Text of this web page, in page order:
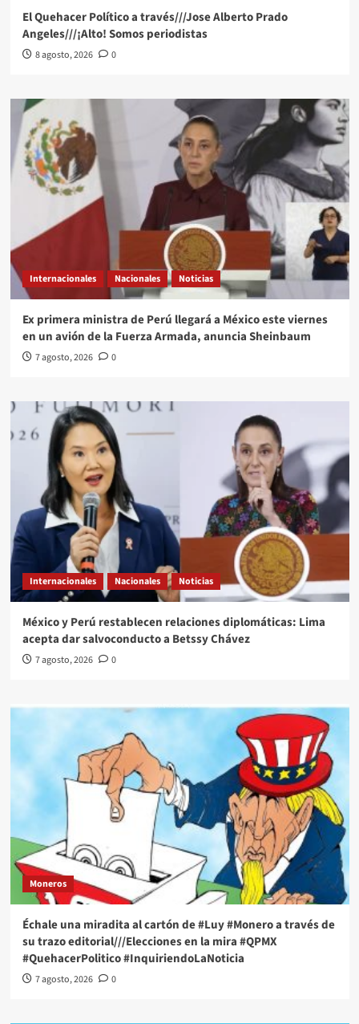
El Quehacer Político a través///Jose Alberto Prado
Angeles///¡Alto! Somos periodistas
8 agosto, 2026 0
Internacionales Nacionales Noticias
Ex primera ministra de Perú llegará a México este viernes
en un avión de la Fuerza Armada, anuncia Sheinbaum
7 agosto, 2026 0
Internacionales Nacionales Noticias
México y Perú restablecen relaciones diplomáticas: Lima
acepta dar salvoconducto a Betssy Chávez
7 agosto, 2026 0
Moneros
Échale una miradita al cartón de #Luy #Monero a través de
su trazo editorial///Elecciones en la mira #QPMX
#QuehacerPolitico #InquiriendoLaNoticia
7 agosto, 2026 0